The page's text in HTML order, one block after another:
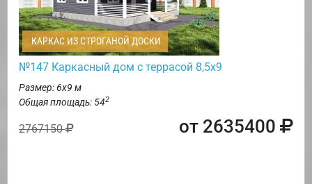
КАРКАС ИЗ СТРОГАНОЙ ДОСКИ
№147 Каркасный дом с террасой 8,5х9
Размер: 6х9 м
Общая площадь: 542
2767150 от 2635400